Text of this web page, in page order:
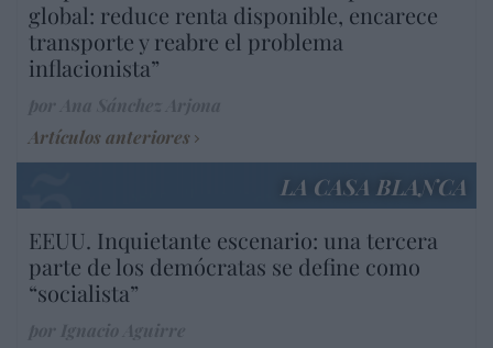
global: reduce renta disponible, encarece
transporte y reabre el problema
inflacionista”
Artículos anteriores
LA CASA BLANCA
EEUU. Inquietante escenario: una tercera
parte de los demócratas se define como
“socialista”